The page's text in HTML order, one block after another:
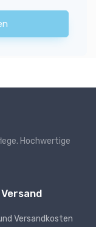
Hochwertige
Versandkosten